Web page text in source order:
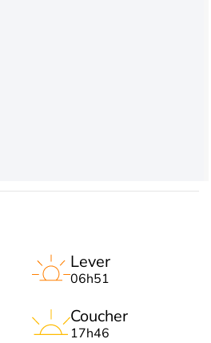
Lever
06h51
Coucher
17h46